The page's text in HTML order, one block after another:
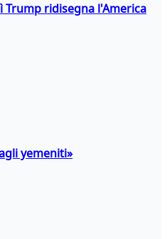
Trump ridisegna l'America
yemeniti»